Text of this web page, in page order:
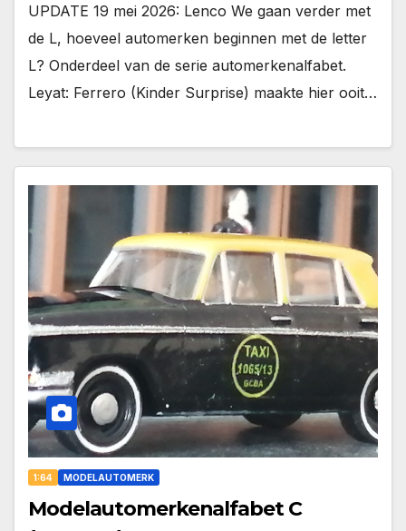
UPDATE 19 mei 2026: Lenco We gaan verder met
de L, hoeveel automerken beginnen met de letter
L? Onderdeel van de serie automerkenalfabet.
Leyat: Ferrero (Kinder Surprise) maakte hier ooit…
1:64 MODELAUTOMERK
Modelautomerkenalfabet C